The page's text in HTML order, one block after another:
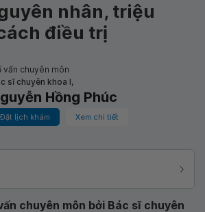
nhân, triệu
điều trị
vấn chuyên môn
sĩ chuyên khoa I,
Hồng Phúc
Đặt lịch khám Xem chi tiết
chuyên môn bởi Bác sĩ chuyên